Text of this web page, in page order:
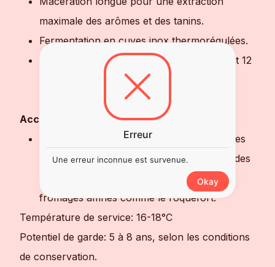
maximale des arômes et des tanins.
Fermentation en cuves inox thermorégulées.
Élevage en fûts de chêne français pendant 12
à 18 mois, permettant au vin de gagner en
complexité et en rondeur.
Accords Mets-Vins:
Parfait avec des viandes rouges grillées, des
plats en sauce comme l'agneau au thym, des
plats méditerranéens, ou encore des
fromages affinés comme le roquefort.
Température de service: 16-18°C
Potentiel de garde: 5 à 8 ans, selon les conditions
de conservation.
Erreur
Une erreur inconnue est survenue.
Okay